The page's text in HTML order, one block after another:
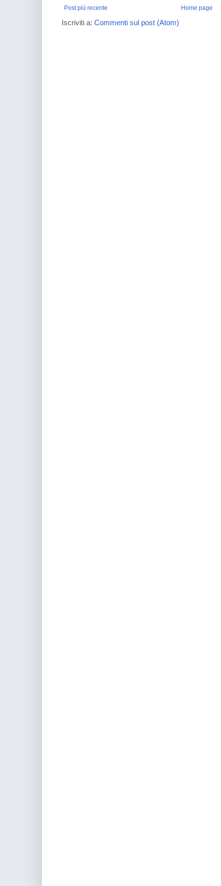
Post più recente Home page
Iscriviti a: Commenti sul post (Atom)